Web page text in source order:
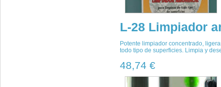
L-28 Limpiador
Potente limpiador concentrado,
todo tipo de superficies. Limpia y
48,74 €